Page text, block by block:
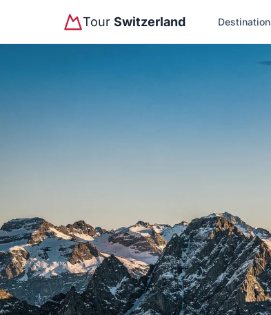
Tour Switzerland